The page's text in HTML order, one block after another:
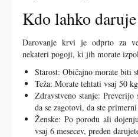
Kdo lahko
Darovanje krvi je odprto za
nekateri pogoji, ki jih morate
Starost: Običajno morate biti
Teža: Morate tehtati vsaj 50
Zdravstveno stanje: Preverijo
da se zagotovi, da ste
Ženske: Po porodu ali
vsaj 6 mesecev, preden